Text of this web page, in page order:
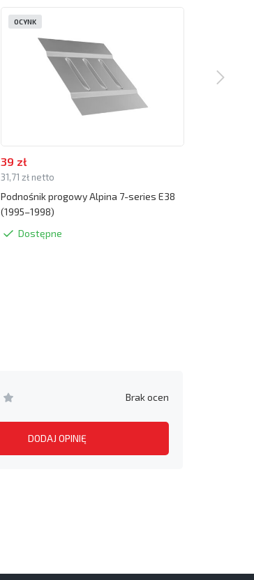
39 zł
31,71 zł netto
Podnośnik progowy Alpina 7-series E38
(1995–1998)
Dostępne
OCYNK
Brak ocen
DODAJ OPINIĘ